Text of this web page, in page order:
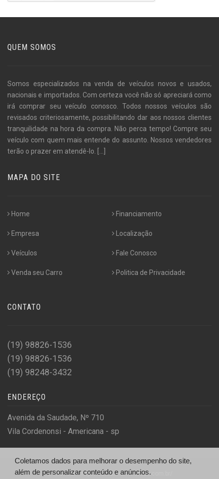
QUEM SOMOS
Somos especializados na venda de veículos novos e usados,
nacionais e importados. Com certeza você não só apreciará como
irá comprar seu veículo conosco. Todos nossos veículos são
revisados criteriosamente, possibilitando dar aos nossos clientes
tranquilidade na hora da compra. Não perca tempo! Compre seu
veículo com quem mais entende do assunto. Nossos vendedores
terão o prazer em atendê-lo.
MAPA DO SITE
Home
Empresa
Veículos
Venda seu Carro
Financiamento
Localização
Fale Conosco
Politica de Privacidade
CONTATO
(19) 98826-1536
(19) 98826-1536
(19) 98248-3432
ENDEREÇO
Avenida da Saudade, Nº 710
Vila Cordenonsi - Americana - sp
© First Car - http://firstcarmultimarcas.com.br/
Coletamos dados para melhorar o desempenho do site,
além de personalizar conteúdo e anúncios.